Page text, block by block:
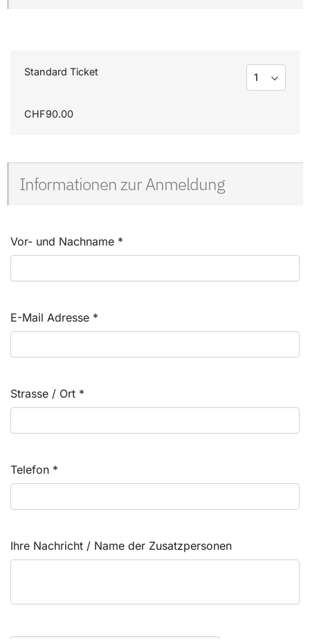
Standard Ticket
CHF90.00
Informationen zur Anmeldung
Vor- und Nachname *
E-Mail Adresse *
Strasse / Ort *
Telefon *
Ihre Nachricht / Name der Zusatzpersonen